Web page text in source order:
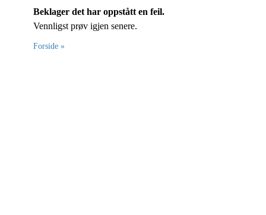
Beklager det har oppstått en feil.
Vennligst prøv igjen senere.
Forside »